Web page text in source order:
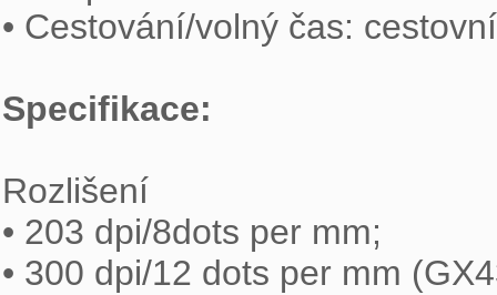
• Cestování/volný čas:
Specifikace:
Rozlišení
• 203 dpi/8dots per mm;
• 300 dpi/12 dots per mm